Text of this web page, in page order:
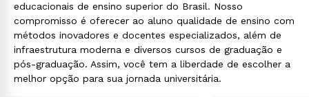
educacionais de ensino superior do Brasil. Nosso
compromisso é oferecer ao aluno qualidade de ensino com
métodos inovadores e docentes especializados, além de
infraestrutura moderna e diversos cursos de graduação e
pós-graduação. Assim, você tem a liberdade de escolher a
melhor opção para sua jornada universitária.
Rápido e fácil
WhatsApp
ou